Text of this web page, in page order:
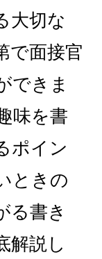
大切な
で面接官
できま
味を書
ポイン
ときの
る書き
解説し